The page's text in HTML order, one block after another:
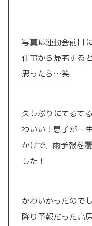
写真は運動会前日
仕事から帰宅する
思ったら…笑
久しぶりにてるて
わいい！息子が一
かげで、雨予報を
した！
かわいかったので
降り予報だった高